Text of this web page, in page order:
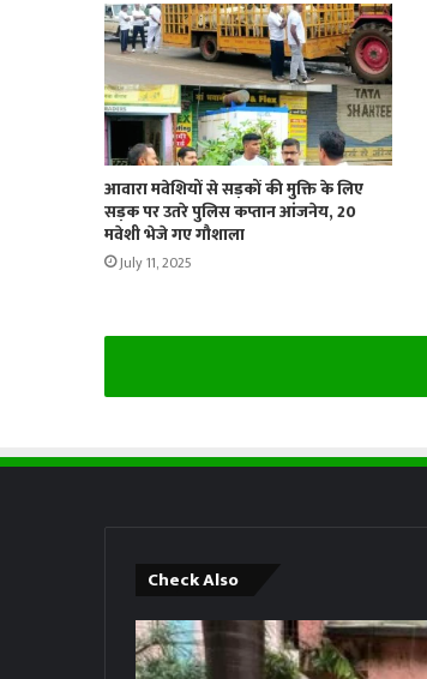
आवारा मवेशियों से सड़कों की मुक्ति के लिए
सड़क पर उतरे पुलिस कप्तान आंजनेय, 20
मवेशी भेजे गए गौशाला
July 11, 2025
Check Also